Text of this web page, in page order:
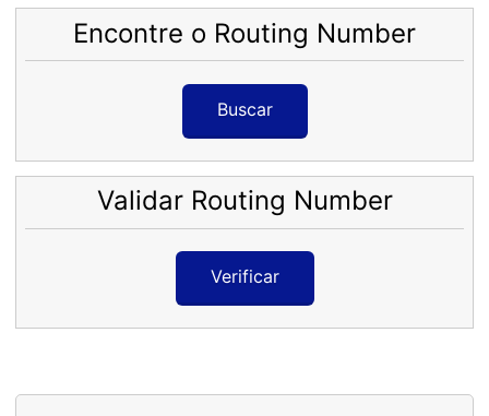
Encontre o Routing Number
Buscar
Validar Routing Number
Verificar